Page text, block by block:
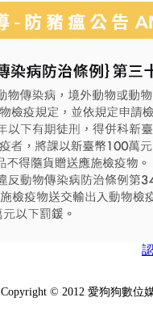
Copyright © 2012 愛狗狗數位